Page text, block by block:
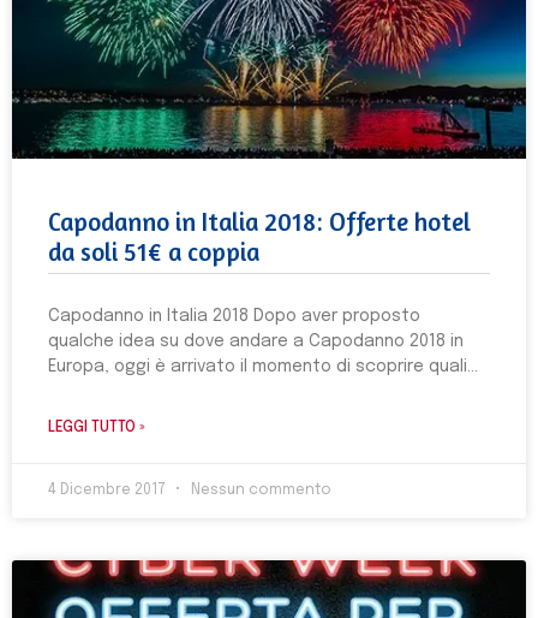
Capodanno in Italia 2018: Offerte hotel
da soli 51€ a coppia
Capodanno in Italia 2018 Dopo aver proposto
qualche idea su dove andare a Capodanno 2018 in
Europa, oggi è arrivato il momento di scoprire quali
LEGGI TUTTO »
4 Dicembre 2017 Nessun commento